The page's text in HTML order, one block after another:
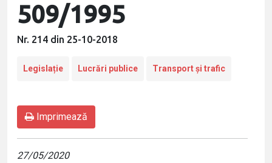
509/1995
Nr. 214 din 25-10-2018
Legislație Lucrări publice Transport și trafic
Imprimează
27/05/2020